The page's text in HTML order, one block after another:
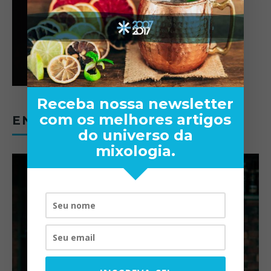
ENTREVISTAS
Receba nossa newsletter
com os melhores artigos
do universo da
mixologia.